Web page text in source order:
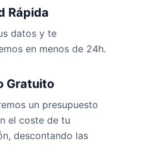
Rápida
datos y te
en menos de 24h.
Gratuito
un presupuesto
el coste de tu
descontando las